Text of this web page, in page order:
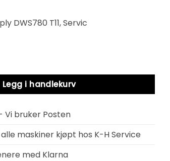
DWS780 T11, Servic
KIT antall
Legg i handlekurv
Vi bruker Posten
maskiner kjøpt hos K-H Service
med Klarna